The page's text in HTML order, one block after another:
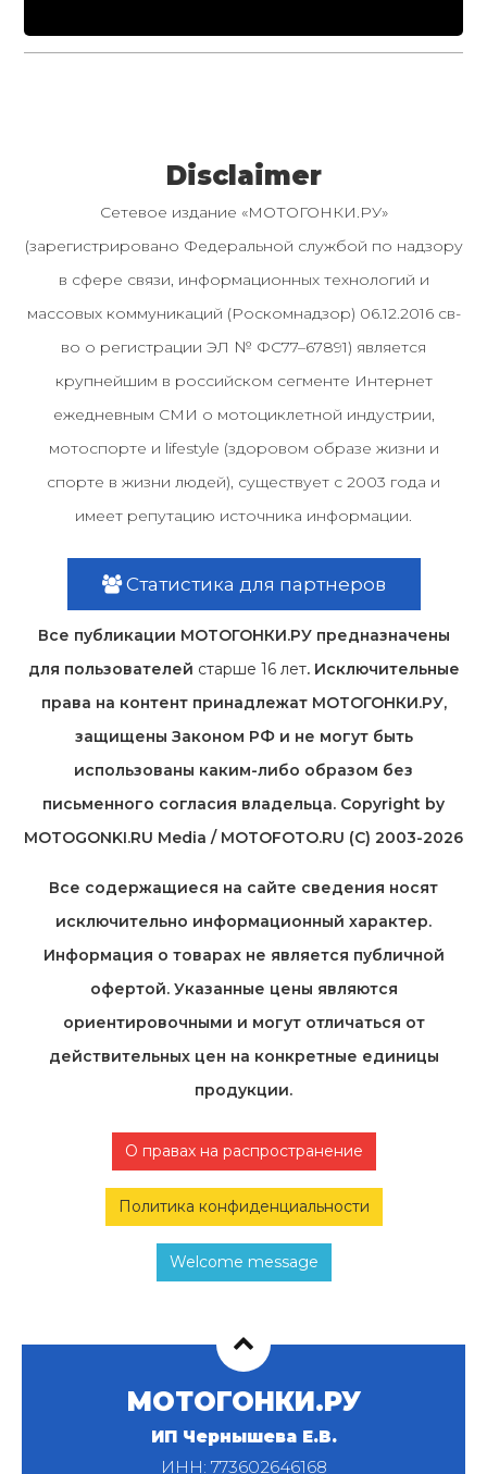
Disclaimer
Сетевое издание «МОТОГОНКИ.РУ»
(зарегистрировано Федеральной службой по надзору
в сфере связи, информационных технологий и
массовых коммуникаций (Роскомнадзор) 06.12.2016 св-
во о регистрации ЭЛ № ФС77–67891) является
крупнейшим в российском сегменте Интернет
ежедневным СМИ о мотоциклетной индустрии,
мотоспорте и lifestyle (здоровом образе жизни и
спорте в жизни людей), существует с 2003 года и
имеет репутацию источника информации.
Статистика для партнеров
Все публикации МОТОГОНКИ.РУ предназначены
для пользователей старше 16 лет. Исключительные
права на контент принадлежат МОТОГОНКИ.РУ,
защищены Законом РФ и не могут быть
использованы каким-либо образом без
письменного согласия владельца. Copyright by
MOTOGONKI.RU Media / MOTOFOTO.RU (C) 2003-2026
Все содержащиеся на cайте сведения носят
исключительно информационный характер.
Информация о товарах не является публичной
офертой. Указанные цены являются
ориентировочными и могут отличаться от
действительных цен на конкретные единицы
продукции.
О правах на распространение
Политика конфиденциальности
Welcome message
МОТОГОНКИ.РУ
ИП Чернышева Е.В.
ИНН: 773602646168